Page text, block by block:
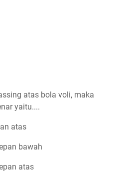
atas bola voli, maka
yaitu....
atas
bawah
atas